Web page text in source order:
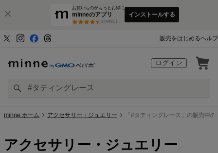
お買いものがもっとお得に
minneのアプリ
3万件以上
インストールする
販売をはじめるヘルプ
ログイン
minne ホーム アクセサリー・ジュエリー 「#タティングレース」の販売中の
アクセサリー・ジュエリー